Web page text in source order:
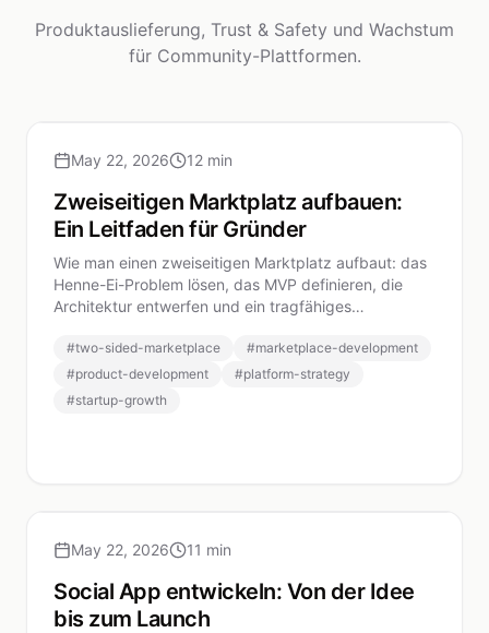
Produktauslieferung, Trust & Safety und Wachstum
für Community-Plattformen.
May 22, 2026 12 min
Zweiseitigen Marktplatz aufbauen:
Ein Leitfaden für Gründer
Wie man einen zweiseitigen Marktplatz aufbaut: das
Henne-Ei-Problem lösen, das MVP definieren, die
Architektur entwerfen und ein tragfähiges
#two-sided-marketplace #marketplace-development
#product-development #platform-strategy
#startup-growth
May 22, 2026 11 min
Social App entwickeln: Von der Idee
bis zum Launch